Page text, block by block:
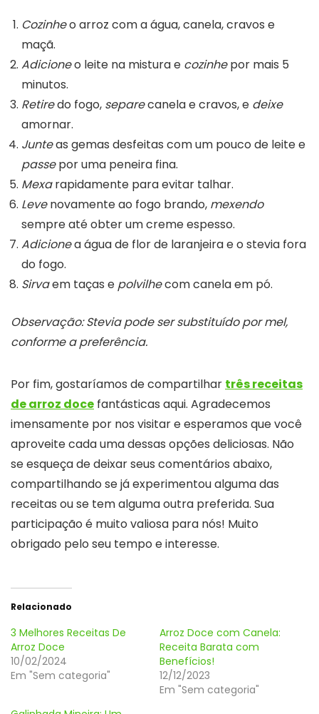
Cozinheo arroz com a água, canela, cravos e
maçã.
Adicioneo leite na mistura e cozinhepor mais 5
minutos.
Retiredo fogo, separecanela e cravos, e deixe
amornar.
Junteas gemas desfeitas com um pouco de leite e
passepor uma peneira fina.
Mexarapidamente para evitar talhar.
Levenovamente ao fogo brando, mexendo
sempre até obter um creme espesso.
Adicionea água de flor de laranjeira e o stevia fora
do fogo.
Sirvaem taças e polvilhecom canela em pó.
Observação: Stevia pode ser substituído por mel,
conforme a preferência.
Por fim, gostaríamos de compartilhar três receitas
de arroz doce fantásticas aqui. Agradecemos
imensamente por nos visitar e esperamos que você
aproveite cada uma dessas opções deliciosas. Não
se esqueça de deixar seus comentários abaixo,
compartilhando se já experimentou alguma das
receitas ou se tem alguma outra preferida. Sua
participação é muito valiosa para nós! Muito
obrigado pelo seu tempo e interesse.
Relacionado
3 Melhores Receitas De
Arroz Doce
10/02/2024
Em "Sem categoria"
Arroz Doce com Canela:
Receita Barata com
Benefícios!
12/12/2023
Em "Sem categoria"